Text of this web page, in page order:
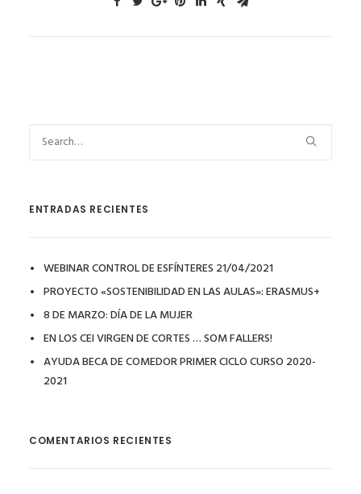
ENTRADAS RECIENTES
WEBINAR CONTROL DE ESFÍNTERES 21/04/2021
PROYECTO «SOSTENIBILIDAD EN LAS AULAS»: ERASMUS+
8 DE MARZO: DÍA DE LA MUJER
EN LOS CEI VIRGEN DE CORTES … SOM FALLERS!
AYUDA BECA DE COMEDOR PRIMER CICLO CURSO 2020-
2021
COMENTARIOS RECIENTES